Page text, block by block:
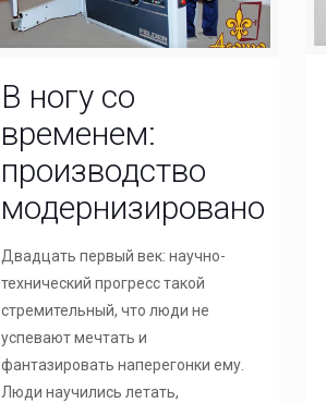
В ногу со
временем:
производство
модернизировано
Двадцать первый век: научно-
технический прогресс такой
стремительный, что люди не
успевают мечтать и
фантазировать наперегонки ему.
Люди научились летать,